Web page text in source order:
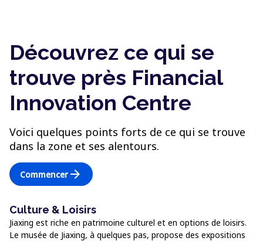
Découvrez ce qui se
trouve près Financial
Innovation Centre
Voici quelques points forts de ce qui se trouve
dans la zone et ses alentours.
Commencerarrow_forward
Culture & Loisirs
Jiaxing est riche en patrimoine culturel et en options de loisirs.
Le musée de Jiaxing, à quelques pas, propose des expositions